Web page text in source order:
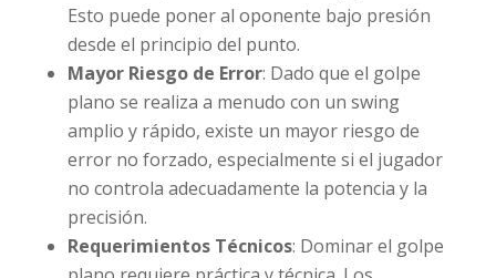
Esto puede poner al oponente bajo presión
desde el principio del punto.
Mayor Riesgo de Error: Dado que el golpe
plano se realiza a menudo con un swing
amplio y rápido, existe un mayor riesgo de
error no forzado, especialmente si el jugador
no controla adecuadamente la potencia y la
precisión.
Requerimientos Técnicos: Dominar el golpe